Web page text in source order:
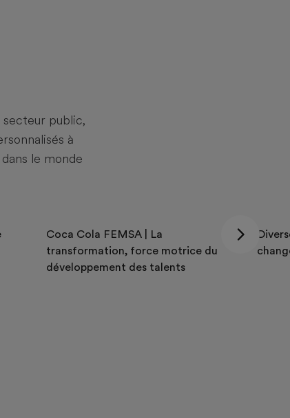
secteur public,
à
le monde
Coca Cola FEMSA | La
transformation, force motrice du
développement des talents